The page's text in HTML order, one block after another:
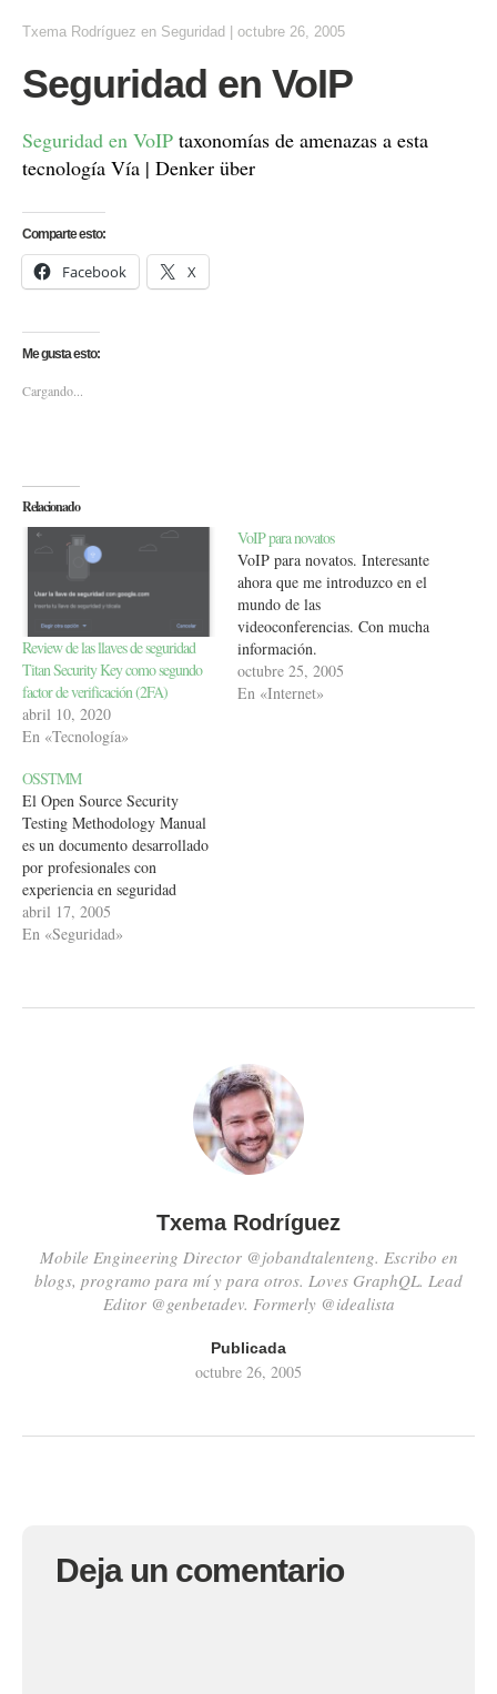
Txema Rodríguez en Seguridad octubre 26, 2005
Seguridad en VoIP
Seguridad en VoIP taxonomías de amenazas a esta
tecnología Vía | Denker über
Comparte esto:
Facebook X
Me gusta esto:
Cargando...
Relacionado
Review de las llaves de seguridad
Titan Security Key como segundo
factor de verificación (2FA)
abril 10, 2020
En «Tecnología»
VoIP para novatos
VoIP para novatos. Interesante
ahora que me introduzco en el
mundo de las
videoconferencias. Con mucha
información.
octubre 25, 2005
En «Internet»
OSSTMM
El Open Source Security
Testing Methodology Manual
es un documento desarrollado
por profesionales con
experiencia en seguridad
informática. Con este
documento puedes seguir una
abril 17, 2005
En «Seguridad»
Txema Rodríguez
Mobile Engineering Director @jobandtalenteng. Escribo en
blogs, programo para mí y para otros. Loves GraphQL. Lead
Editor @genbetadev. Formerly @idealista
Publicada
octubre 26, 2005
Deja un comentario